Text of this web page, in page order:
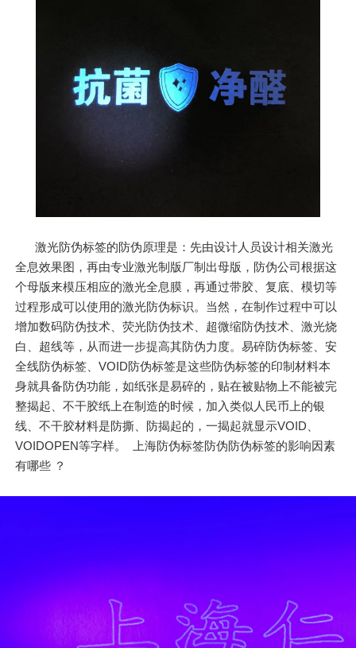
激光防伪标签的防伪原理是：先由设计人员设计相关激光
全息效果图，再由专业激光制版厂制出母版，防伪公司根据这
个母版来模压相应的激光全息膜，再通过带胶、复底、模切等
过程形成可以使用的激光防伪标识。当然，在制作过程中可以
增加数码防伪技术、荧光防伪技术、超微缩防伪技术、激光烧
白、超线等，从而进一步提高其防伪力度。易碎防伪标签、安
全线防伪标签、VOID防伪标签是这些防伪标签的印制材料本
身就具备防伪功能，如纸张是易碎的，贴在被贴物上不能被完
整揭起、不干胶纸上在制造的时候，加入类似人民币上的银
线、不干胶材料是防撕、防揭起的，一揭起就显示VOID、
VOIDOPEN等字样。 上海防伪标签防伪防伪标签的影响因素
有哪些 ？